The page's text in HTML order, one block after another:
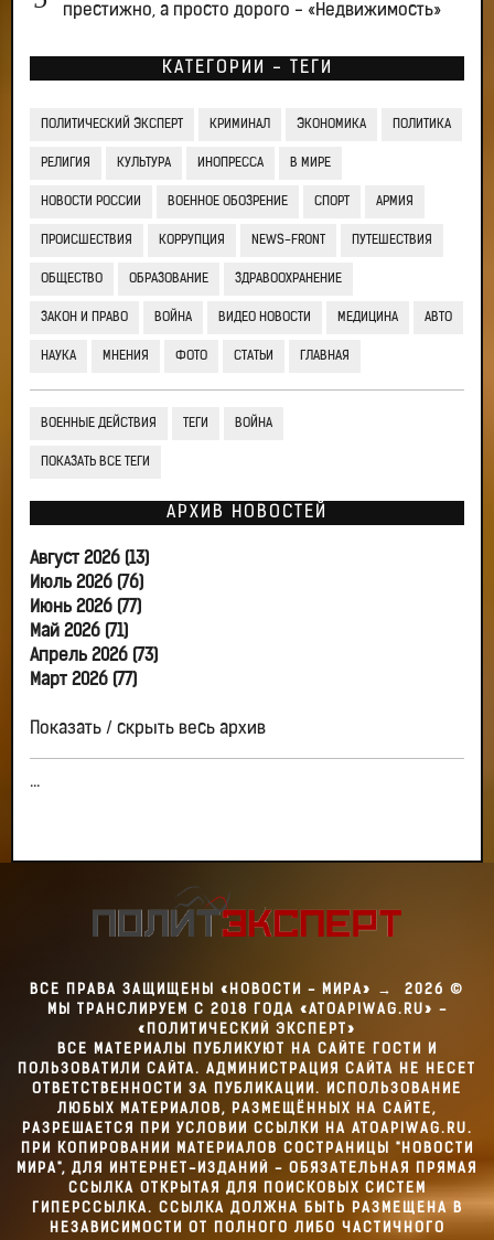
престижно, а просто дорого - «Недвижимость»
КАТЕГОРИИ - ТЕГИ
ПОЛИТИЧЕСКИЙ ЭКСПЕРТ КРИМИНАЛ ЭКОНОМИКА ПОЛИТИКА
РЕЛИГИЯ КУЛЬТУРА ИНОПРЕССА В МИРЕ
НОВОСТИ РОССИИ ВОЕННОЕ ОБОЗРЕНИЕ СПОРТ АРМИЯ
ПРОИСШЕСТВИЯ КОРРУПЦИЯ NEWS-FRONT ПУТЕШЕСТВИЯ
ОБЩЕСТВО ОБРАЗОВАНИЕ ЗДРАВООХРАНЕНИЕ
ЗАКОН И ПРАВО ВОЙНА ВИДЕО НОВОСТИ МЕДИЦИНА АВТО
НАУКА МНЕНИЯ ФОТО СТАТЬИ ГЛАВНАЯ
ВОЕННЫЕ ДЕЙСТВИЯ ТЕГИ ВОЙНА
ПОКАЗАТЬ ВСЕ ТЕГИ
АРХИВ НОВОСТЕЙ
Август 2026 (13)
Июль 2026 (76)
Июнь 2026 (77)
Май 2026 (71)
Апрель 2026 (73)
Март 2026 (77)
Показать / скрыть весь архив
...
ВСЕ ПРАВА ЗАЩИЩЕНЫ «НОВОСТИ - МИРА» → 2026 ©
МЫ ТРАНСЛИРУЕМ С 2018 ГОДА «ATOAPIWAG.RU» -
«ПОЛИТИЧЕСКИЙ ЭКСПЕРТ»
ВСЕ МАТЕРИАЛЫ ПУБЛИКУЮТ НА САЙТЕ ГОСТИ И
ПОЛЬЗОВАТИЛИ САЙТА. АДМИНИСТРАЦИЯ САЙТА НЕ НЕСЕТ
ОТВЕТСТВЕННОСТИ ЗА ПУБЛИКАЦИИ. ИСПОЛЬЗОВАНИЕ
ЛЮБЫХ МАТЕРИАЛОВ, РАЗМЕЩЁННЫХ НА САЙТЕ,
РАЗРЕШАЕТСЯ ПРИ УСЛОВИИ ССЫЛКИ НА ATOAPIWAG.RU.
ПРИ КОПИРОВАНИИ МАТЕРИАЛОВ СОСТРАНИЦЫ "НОВОСТИ
МИРА", ДЛЯ ИНТЕРНЕТ-ИЗДАНИЙ - ОБЯЗАТЕЛЬНАЯ ПРЯМАЯ
ССЫЛКА ОТКРЫТАЯ ДЛЯ ПОИСКОВЫХ СИСТЕМ
ГИПЕРССЫЛКА. ССЫЛКА ДОЛЖНА БЫТЬ РАЗМЕЩЕНА В
НЕЗАВИСИМОСТИ ОТ ПОЛНОГО ЛИБО ЧАСТИЧНОГО